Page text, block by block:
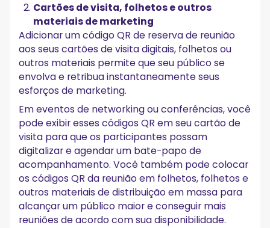
Cartões de visita, folhetos e outros
materiais de marketing
Adicionar um código QR de reserva de reunião
aos seus cartões de visita digitais, folhetos ou
outros materiais permite que seu público se
envolva e retribua instantaneamente seus
esforços de marketing.
Em eventos de networking ou conferências, você
pode exibir esses códigos QR em seu cartão de
visita para que os participantes possam
digitalizar e agendar um bate-papo de
acompanhamento. Você também pode colocar
os códigos QR da reunião em folhetos, folhetos e
outros materiais de distribuição em massa para
alcançar um público maior e conseguir mais
reuniões de acordo com sua disponibilidade.